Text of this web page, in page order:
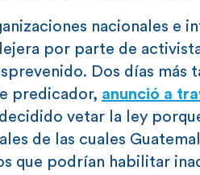
nacionales e
por parte de
Dos días más
predicador, anunció a
vetar la ley
de las cuales
que podrían habilitar